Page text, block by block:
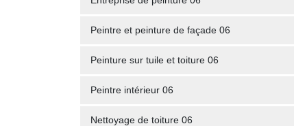
Peintre et peinture de façade 06
Peinture sur tuile et toiture 06
Peintre intérieur 06
Nettoyage de toiture 06